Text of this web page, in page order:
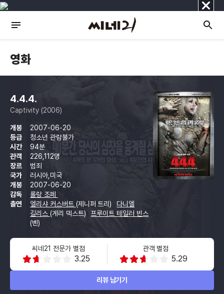
닫
기
영화
4.4.4.
Captivity (2006)
개봉
2007-06-20
등급
청소년 관람불가
시간
94분
관객
226,112명
장르
범죄
국가
러시아,미국
개봉
2007-06-20
감독
롤랑 조페
출연
엘리샤 커스버트 (제니퍼 트리)
다니엘
길리스 (게리 덱스트)
프루이트 테일러 빈스
(벤)
씨네21 전문가 별점
3.25
관객 별점
5.29
리뷰 남기기